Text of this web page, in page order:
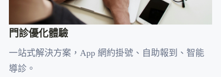
門診優化體驗
一站式解決方案，App 網約掛號、自助報到、智能
導診。